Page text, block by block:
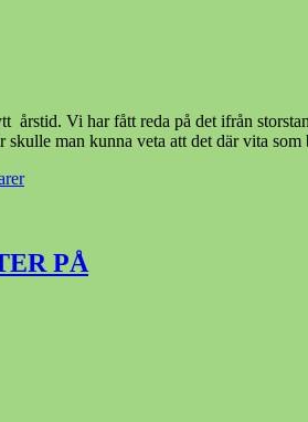
årstid. Vi har fått reda på det ifrån
skulle man kunna veta att det där vita
PÅ